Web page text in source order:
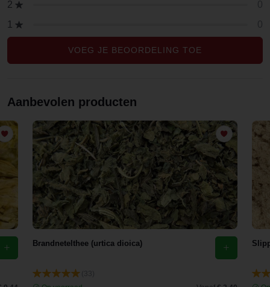
2
1
VOEG JE BEOORDELING TOE
Aanbevolen producten
Brandnetelthee (urtica dioica)